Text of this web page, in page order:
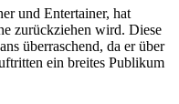
und Entertainer, hat
zurückziehen wird. Diese
überraschend, da er über
ein breites Publikum